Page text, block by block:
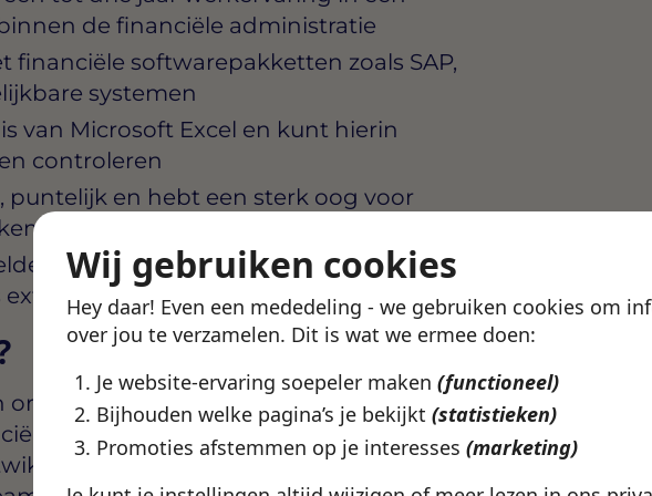
Wij gebruiken cookies
Hey daar! Even een mededeling - we gebruiken cookies om
over jou te verzamelen. Dit is wat we ermee doen:
Je website-ervaring soepeler maken (functioneel)
Bijhouden welke pagina’s je bekijkt (statistieken)
Promoties afstemmen op je interesses (marketing)
de financiële administratie
financiële softwarepakketten zoals SAP,
systemen
van Microsoft Excel en kunt hierin
controleren
puntelijk en hebt een sterk oog voor
van grote aantallen facturen
en professioneel, zowel intern
richting leveranciers
organisatie in Rotterdam waar structuur
processen centraal staan. Er is
en je hebt een duidelijke plek in